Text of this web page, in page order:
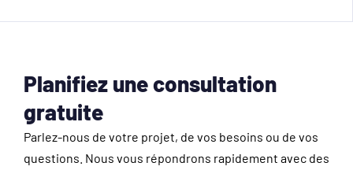
Planifiez une consultation
gratuite
Parlez-nous de votre projet, de vos besoins ou de vos
questions. Nous vous répondrons rapidement avec des